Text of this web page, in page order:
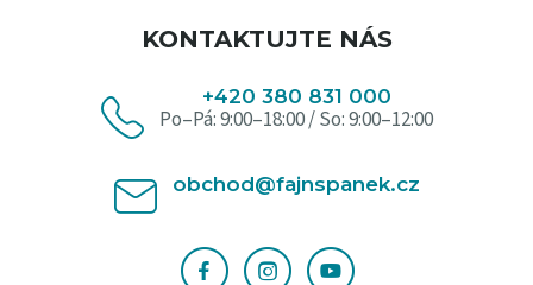
KONTAKTUJTE NÁS
+420 380 831 000
Po–Pá: 9:00–18:00 / So: 9:00–12:00
obchod@fajnspanek.cz